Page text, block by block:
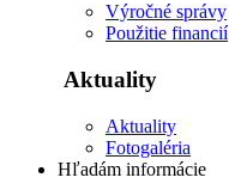
Výročné správy
Použitie financií
Aktuality
Aktuality
Fotogaléria
Hľadám informácie